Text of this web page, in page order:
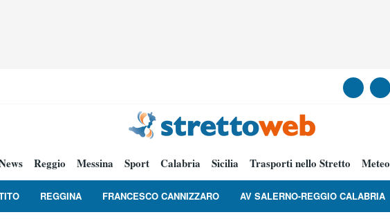
Reggio Messina Sport Calabria Sicilia Trasporti nello Stretto Meteo
REGGINA FRANCESCO CANNIZZARO AV SALERNO-REGGIO CALABRIA